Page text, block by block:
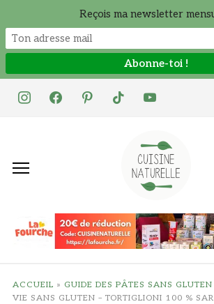
instagramfacebookpinteresttiktok youtube
ACCUEIL » GUIDE DES PÂTES SANS
VIE SANS GLUTEN – TORTIGLIONI 100 %
Reçois ma newsletter